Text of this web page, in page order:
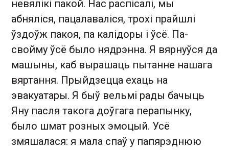
невялікі пакой. Нас распісалі, мы
абняліся, пацалаваліся, трохі прайшлі
ўздоўж пакоя, па калідоры і ўсё. Па-
свойму ўсё было нядрэнна. Я вярнуўся да
машыны, каб вырашаць пытанне нашага
вяртання. Прыйдзецца ехаць на
эвакуатары. Я быў вельмі рады бачыць
Яну пасля такога доўгага перапынку,
было шмат розных эмоцый. Усё
змяшалася: я мала спаў у папярэднюю